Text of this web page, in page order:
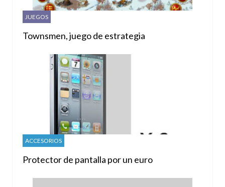
JUEGOS
Townsmen, juego de estrategia
ACCESORIOS
Protector de pantalla por un euro